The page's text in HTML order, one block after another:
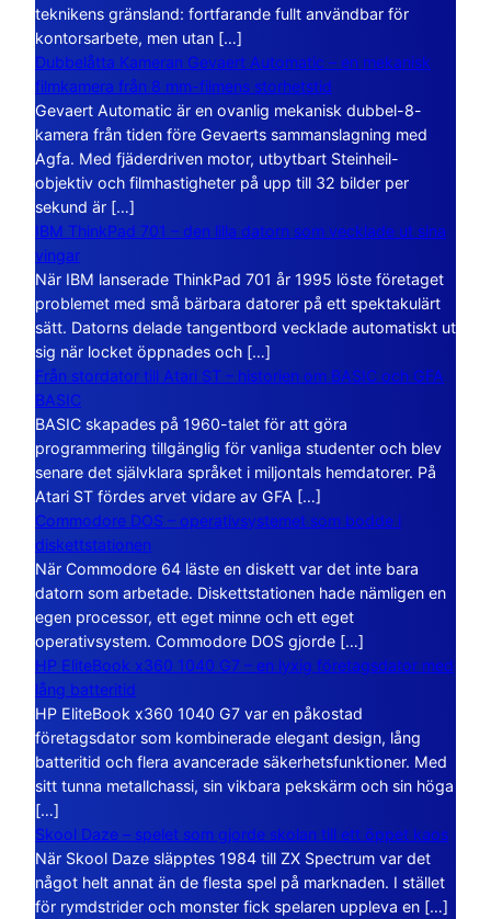
teknikens gränsland: fortfarande fullt användbar för
kontorsarbete, men utan […]
Dubbelåtta Kameran Gevaert Automatic – en mekanisk
filmkamera från 8 mm-filmens storhetstid
Gevaert Automatic är en ovanlig mekanisk dubbel-8-
kamera från tiden före Gevaerts sammanslagning med
Agfa. Med fjäderdriven motor, utbytbart Steinheil-
objektiv och filmhastigheter på upp till 32 bilder per
sekund är […]
IBM ThinkPad 701 – den lilla datorn som vecklade ut sina
vingar
När IBM lanserade ThinkPad 701 år 1995 löste företaget
problemet med små bärbara datorer på ett spektakulärt
sätt. Datorns delade tangentbord vecklade automatiskt ut
sig när locket öppnades och […]
Från stordator till Atari ST – historien om BASIC och GFA
BASIC
BASIC skapades på 1960-talet för att göra
programmering tillgänglig för vanliga studenter och blev
senare det självklara språket i miljontals hemdatorer. På
Atari ST fördes arvet vidare av GFA […]
Commodore DOS – operativsystemet som bodde i
diskettstationen
När Commodore 64 läste en diskett var det inte bara
datorn som arbetade. Diskettstationen hade nämligen en
egen processor, ett eget minne och ett eget
operativsystem. Commodore DOS gjorde […]
HP EliteBook x360 1040 G7 – en lyxig företagsdator med
lång batteritid
HP EliteBook x360 1040 G7 var en påkostad
företagsdator som kombinerade elegant design, lång
batteritid och flera avancerade säkerhetsfunktioner. Med
sitt tunna metallchassi, sin vikbara pekskärm och sin höga
[…]
Skool Daze – spelet som gjorde skolan till ett öppet kaos
När Skool Daze släpptes 1984 till ZX Spectrum var det
något helt annat än de flesta spel på marknaden. I stället
för rymdstrider och monster fick spelaren uppleva en […]